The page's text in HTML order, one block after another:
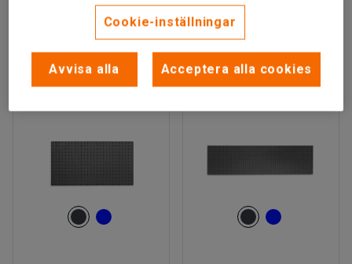
Art. nr:74651
755 kr
Cookie-inställningar
Avvisa alla Acceptera alla cookies